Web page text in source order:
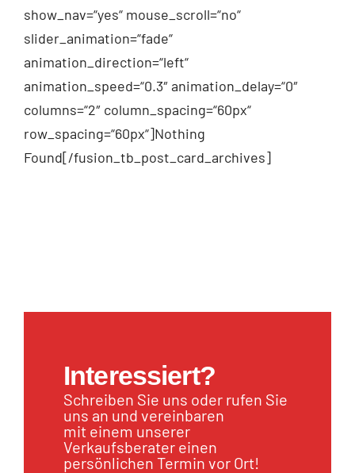
show_nav=“yes“ mouse_scroll=“no“
slider_animation=“fade“
animation_direction=“left“
animation_speed=“0.3″ animation_delay=“0″
columns=“2″ column_spacing=“60px“
row_spacing=“60px“]Nothing
Found[/fusion_tb_post_card_archives]
Interessiert?
Schreiben Sie uns oder rufen Sie
uns an und vereinbaren
mit einem unserer
Verkaufsberater einen
persönlichen Termin vor Ort!